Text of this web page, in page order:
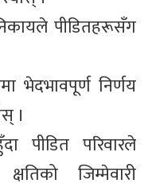
पीडितहरूसँग
भेदभावपूर्ण निर्णय
।
पीडित परिवारले
जिम्मेवारी